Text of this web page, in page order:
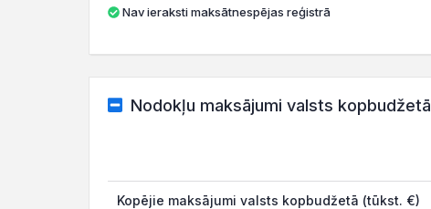
Nav ieraksti maksātnespējas reģistrā
Nodokļu maksājumi valsts kopbudžetā
Kopējie maksājumi valsts kopbudžetā (tūkst. €)